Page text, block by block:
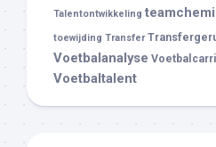
Talentontwikkeling
toewijding Transfer
Voetbalanalyse
Voetbaltalent